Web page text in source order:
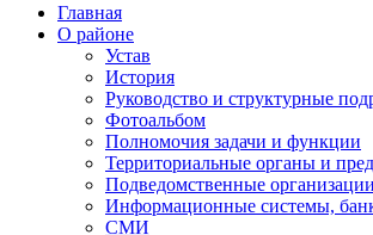
Главная
О районе
Устав
История
Руководство и структурные
Фотоальбом
Полномочия задачи и функции
Территориальные органы и
Подведомственные организации
Информационные системы,
СМИ